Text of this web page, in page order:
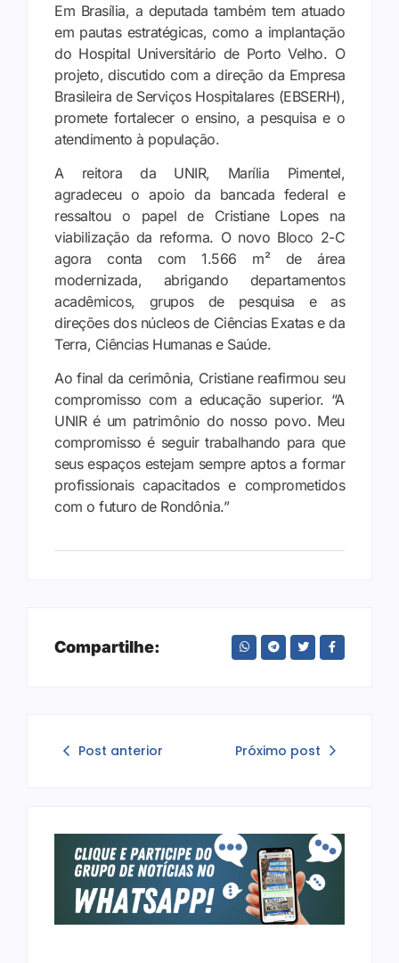
Em Brasília, a deputada também tem atuado
em pautas estratégicas, como a implantação
do Hospital Universitário de Porto Velho. O
projeto, discutido com a direção da Empresa
Brasileira de Serviços Hospitalares (EBSERH),
promete fortalecer o ensino, a pesquisa e o
atendimento à população.
A reitora da UNIR, Marília Pimentel,
agradeceu o apoio da bancada federal e
ressaltou o papel de Cristiane Lopes na
viabilização da reforma. O novo Bloco 2-C
agora conta com 1.566 m² de área
modernizada, abrigando departamentos
acadêmicos, grupos de pesquisa e as
direções dos núcleos de Ciências Exatas e da
Terra, Ciências Humanas e Saúde.
Ao final da cerimônia, Cristiane reafirmou seu
compromisso com a educação superior. “A
UNIR é um patrimônio do nosso povo. Meu
compromisso é seguir trabalhando para que
seus espaços estejam sempre aptos a formar
profissionais capacitados e comprometidos
com o futuro de Rondônia.”
Compartilhe:
Post anterior Próximo post